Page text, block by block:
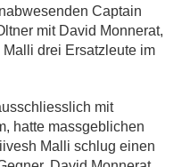
Captain
mit David Monnerat,
drei Ersatzleute im
mit
hatte massgeblichen
Malli schlug einen